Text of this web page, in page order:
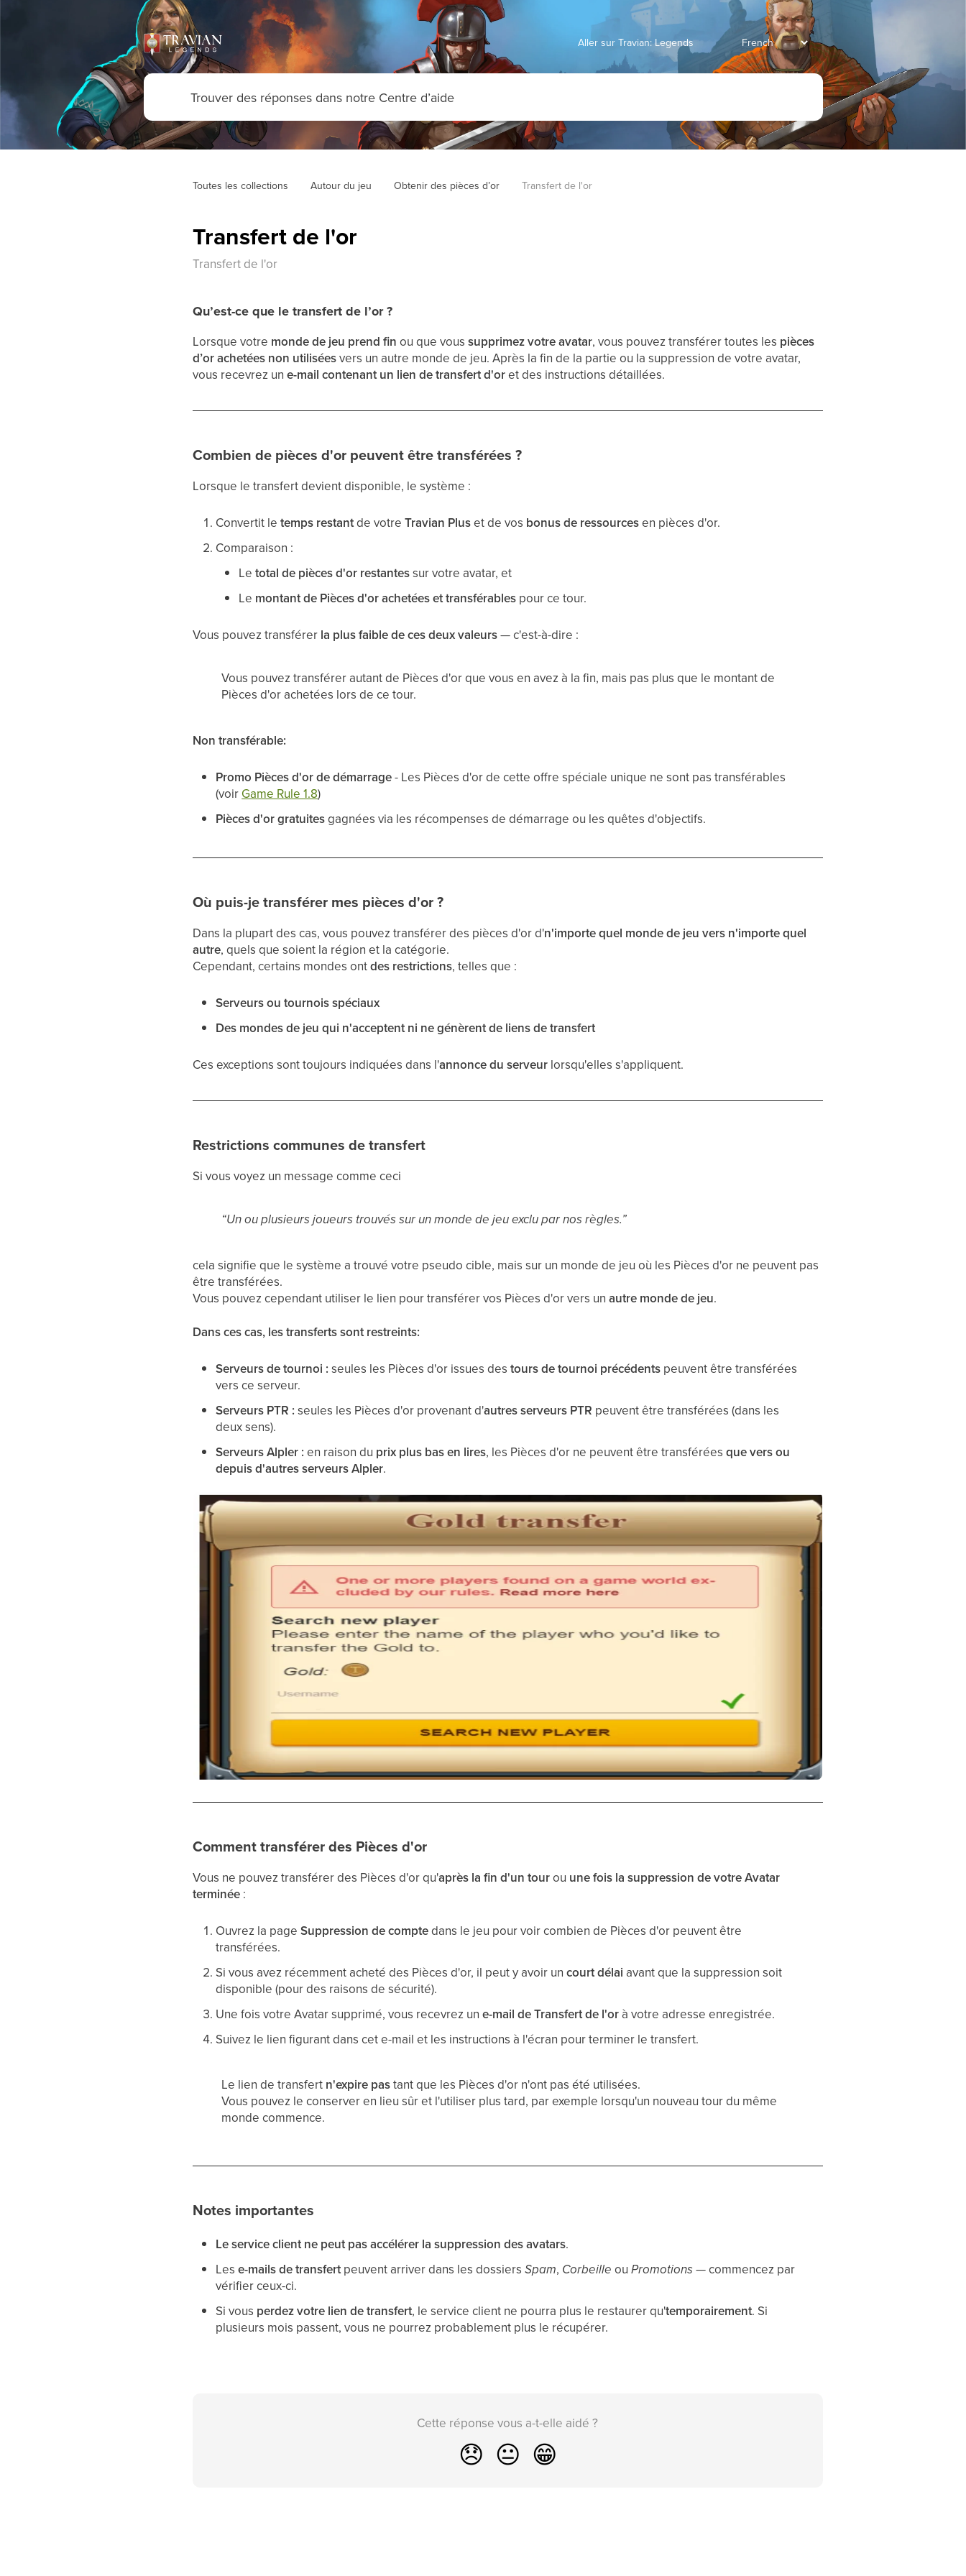
Aller sur Travian: Legends
Toutes les collections Autour du jeu Obtenir des pièces d’or Transfert de l'or
Transfert de l'or
Transfert de l'or
Qu’est-ce que le transfert de l’or ?
Lorsque votre monde de jeu prend fin ou que voussupprimez votre avatar, vous pouvez transférer toutes les pièces
d’or achetées non utiliséesvers un autre monde de jeu. Après la fin de la partie ou la suppression de votre avatar,
vous recevrez une-mail contenant un lien de transfert d'oret des instructions détaillées.
Combien de pièces d'or peuvent être transférées ?
Lorsque le transfert devient disponible, le système :
Convertit letemps restantde votreTravian Pluset de vos bonus de ressourcesen pièces d'or.
Comparaison :
Letotal de pièces d'or restantessur votre avatar, et
Le montant de Pièces d'or achetées et transférables pour ce tour.
Vous pouvez transférer la plus faible de ces deux valeurs— c'est-à-dire :
Vous pouvez transférer autant de Pièces d'or que vous en avez à la fin, mais pas plus que le montant de
Pièces d'or achetées lors de ce tour.
Non transférable:
Promo Pièces d'or de démarrage- Les Pièces d'or de cette offre spéciale unique ne sont pas transférables
(voir Game Rule 1.8)
Pièces d'or gratuitesgagnées via les récompenses de démarrage ou les quêtes d'objectifs.
Où puis-je transférer mes pièces d'or ?
Dans la plupart des cas, vous pouvez transférer des pièces d'or d'n'importe quel monde de jeu vers n'importe quel
autre, quels que soient la région et la catégorie.
Cependant, certains mondes ontdes restrictions, telles que :
Serveurs ou tournois spéciaux
Des mondes de jeu qui n'acceptent ni ne génèrent de liens de transfert
Ces exceptions sont toujours indiquées dans l'annonce du serveur lorsqu'elles s'appliquent.
Restrictions communes de transfert
Si vous voyez un message comme ceci
“Un ou plusieurs joueurs trouvés sur un monde de jeu exclu par nos règles.”
cela signifie que le système a trouvé votre pseudo cible, mais sur un monde de jeu où les Pièces d'or ne peuvent pas
être transférées.
Vous pouvez cependant utiliser le lien pour transférer vos Pièces d'or vers unautre monde de jeu.
Dans ces cas, les transferts sont restreints:
Serveurs de tournoi : seules les Pièces d'or issues destours de tournoi précédents peuvent être transférées
vers ce serveur.
Serveurs PTR : seules les Pièces d'or provenant d'autres serveurs PTR peuvent être transférées (dans les
deux sens).
Serveurs Alpler : en raison du prix plus bas en lires, les Pièces d'or ne peuvent être transféréesque vers ou
depuis d'autres serveurs Alpler.
Comment transférer des Pièces d'or
Vous ne pouvez transférer des Pièces d'or qu'après la fin d'un tourou une fois la suppression de votre Avatar
terminée :
Ouvrez la pageSuppression de comptedans le jeu pour voir combien de Pièces d'or peuvent être
transférées.
Si vous avez récemment acheté des Pièces d'or, il peut y avoir uncourt délai avant que la suppression soit
disponible (pour des raisons de sécurité).
Une fois votre Avatar supprimé, vous recevrez une-mail de Transfert de l'or à votre adresse enregistrée.
Suivez le lien figurant dans cet e-mail et les instructions à l'écran pour terminer le transfert.
Le lien de transfert n'expire pastant que les Pièces d'or n'ont pas été utilisées.
Vous pouvez le conserver en lieu sûr et l'utiliser plus tard, par exemple lorsqu'un nouveau tour du même
monde commence.
Notes importantes
Le service client ne peut pas accélérer la suppression des avatars.
Lese-mails de transfertpeuvent arriver dans les dossiersSpam, Corbeille ouPromotions— commencez par
vérifier ceux-ci.
Si vous perdez votre lien de transfert, le service client ne pourra plus le restaurer qu'temporairement. Si
plusieurs mois passent, vous ne pourrez probablement plus le récupérer.
Cette réponse vous a-t-elle aidé ?
😞 😐 😁